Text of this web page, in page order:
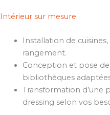
Intérieur sur mesure
Installation de
rangement.
Conception et pose
bibliothèques
Transformation d’une
dressing selon vos